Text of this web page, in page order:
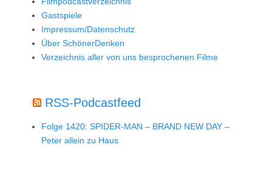
Gastspiele
Impressum/Datenschutz
Über SchönerDenken
Verzeichnis aller von uns besprochenen Filme
RSS-Podcastfeed
Folge 1420: SPIDER-MAN – BRAND NEW DAY –
Peter allein zu Haus